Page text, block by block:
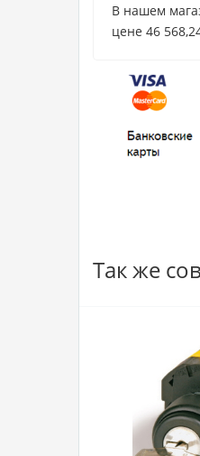
В нашем
цене 46
Так же